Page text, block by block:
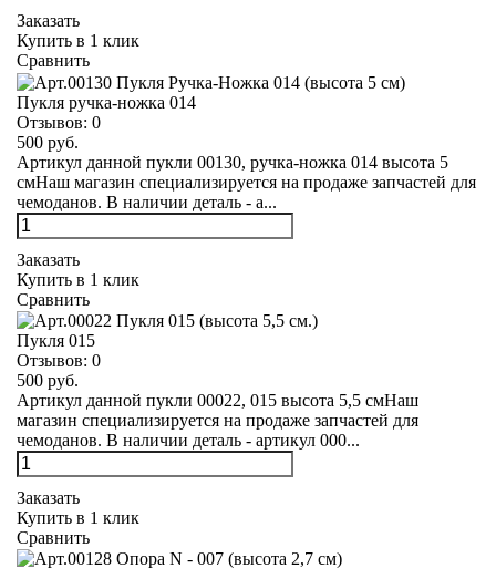
Заказать
Купить в 1 клик
Сравнить
Пукля ручка-ножка 014
Отзывов: 0
500 руб.
Артикул данной пукли 00130, ручка-ножка 014 высота 5
смНаш магазин специализируется на продаже запчастей для
чемоданов. В наличии деталь - а...
Заказать
Купить в 1 клик
Сравнить
Пукля 015
Отзывов: 0
500 руб.
Артикул данной пукли 00022, 015 высота 5,5 смНаш
магазин специализируется на продаже запчастей для
чемоданов. В наличии деталь - артикул 000...
Заказать
Купить в 1 клик
Сравнить